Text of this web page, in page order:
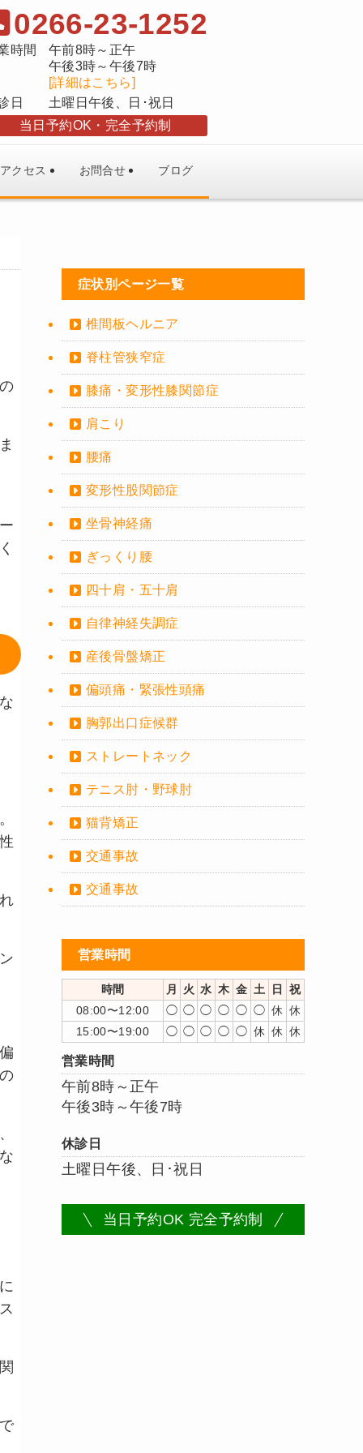
0266-23-1252
時間
午前8時～正午
午後3時～午後7時
[詳細はこちら]
日
土曜日午後、日･祝日
当日予約OK
完全予約制
アクセス お問合せ ブログ
症状別ページ一覧
椎間板ヘルニア
脊柱管狭窄症
膝痛・変形性膝関節症
肩こり
腰痛
変形性股関節症
坐骨神経痛
ぎっくり腰
四十肩・五十肩
自律神経失調症
産後骨盤矯正
偏頭痛・緊張性頭痛
胸郭出口症候群
ストレートネック
テニス肘・野球肘
猫背矯正
交通事故
交通事故
営業時間
時間 月 火 水 木 金 土 日
祝
08:00〜12:00
◯ ◯ ◯ ◯ ◯ ◯ 休 休
15:00〜19:00
◯ ◯ ◯ ◯ ◯ 休 休 休
営業時間
午前8時～正午
午後3時～午後7時
休診日
土曜日午後、日･祝日
当日予約OK 完全予約制